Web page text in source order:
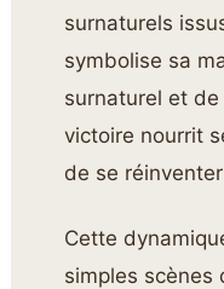
surnaturels
symbolise sa
surnaturel et
victoire nourrit
de se
Cette
simples scènes